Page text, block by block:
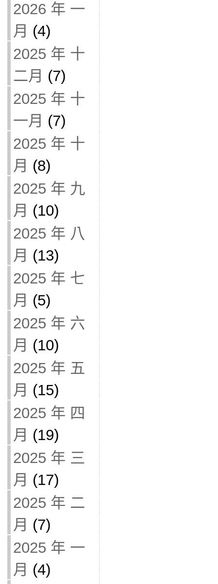
2026 年 一
月 (4)
2025 年 十
二月 (7)
2025 年 十
一月 (7)
2025 年 十
月 (8)
2025 年 九
月 (10)
2025 年 八
月 (13)
2025 年 七
月 (5)
2025 年 六
月 (10)
2025 年 五
月 (15)
2025 年 四
月 (19)
2025 年 三
月 (17)
2025 年 二
月 (7)
2025 年 一
月 (4)